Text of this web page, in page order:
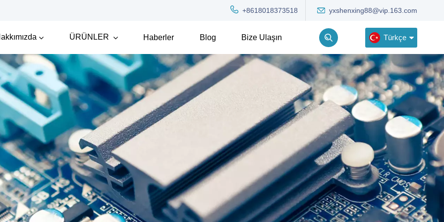
+8618018373518 yxshenxing88@vip.163.com
ÜRÜNLER Haberler Blog Bize Ulaşın Türkçe
English
Deutsch
Русский
한국어
Türkçe